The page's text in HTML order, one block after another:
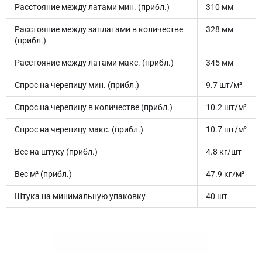
Расстояние между латами мин. (прибл.) 310 мм
Расстояние между заплатами в количестве
(прибл.)
328 мм
Расстояние между латами макс. (прибл.) 345 мм
Спрос на черепицу мин. (прибл.) 9.7 шт/м²
Спрос на черепицу в количестве (прибл.) 10.2 шт/м²
Спрос на черепицу макс. (прибл.) 10.7 шт/м²
Вес на штуку (прибл.) 4.8 кг/шт
Вес м² (прибл.) 47.9 кг/м²
Штука на минимальную упаковку 40 шт